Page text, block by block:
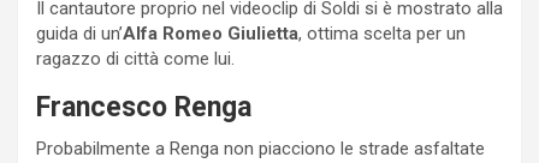
Il cantautore proprio nel videoclip di Soldi si è mostrato alla
guida di un’Alfa Romeo Giulietta, ottima scelta per un
ragazzo di città come lui.
Francesco Renga
Probabilmente a Renga non piacciono le strade asfaltate